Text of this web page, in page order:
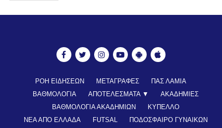
ΡΟΗ ΕΙΔΗΣΕΩΝ ΜΕΤΑΓΡΑΦΕΣ
ΠΑΣ ΛΑΜΙΑ
ΒΑΘΜΟΛΟΓΙΑ
ΑΠΟΤΕΛΕΣΜΑΤΑ ▼
ΑΚΑΔΗΜΙΕΣ
ΒΑΘΜΟΛΟΓΙΑ ΑΚΑΔΗΜΙΩΝ
ΚΥΠΕΛΛΟ
ΝΕΑ ΑΠΟ ΕΛΛΑΔΑ
FUTSAL
ΠΟΔΟΣΦΑΙΡΟ ΓΥΝΑΙΚΩΝ